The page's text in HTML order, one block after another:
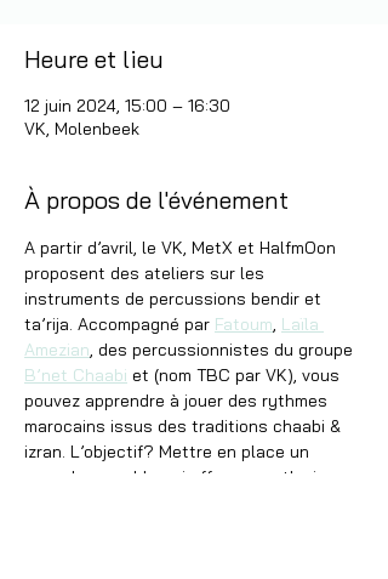
Heure et lieu
12 juin 2024, 15:00 – 16:30
VK, Molenbeek
À propos de l'événement
A partir d’avril, le VK, MetX et HalfmOon
proposent des ateliers sur les
instruments de percussions bendir et
ta’rija. Accompagné par Fatoum, Laïla
Amezian, des percussionnistes du groupe
B’net Chaabi et (nom TBC par VK), vous
pouvez apprendre à jouer des rythmes
marocains issus des traditions chaabi &
izran. L’objectif? Mettre en place un
nouvel ensemble qui offre une rythmique